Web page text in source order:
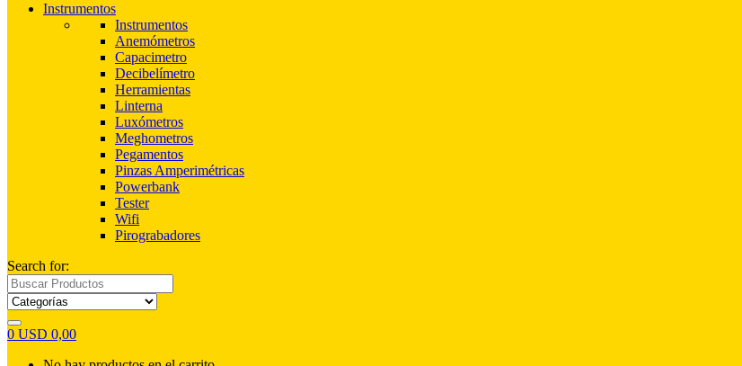
Instrumentos
Instrumentos
Anemómetros
Capacimetro
Decibelímetro
Herramientas
Linterna
Luxómetros
Meghometros
Pegamentos
Pinzas Amperimétricas
Powerbank
Tester
Wifi
Pirograbadores
Search for:
0 USD 0,00